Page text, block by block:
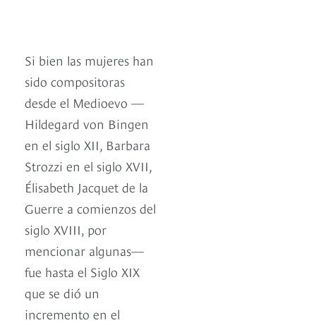
Si bien las mujeres han
sido compositoras
desde el Medioevo —
Hildegard von Bingen
en el siglo XII, Barbara
Strozzi en el siglo XVII,
Élisabeth Jacquet de la
Guerre a comienzos del
siglo XVIII, por
mencionar algunas—
fue hasta el Siglo XIX
que se dió un
incremento en el